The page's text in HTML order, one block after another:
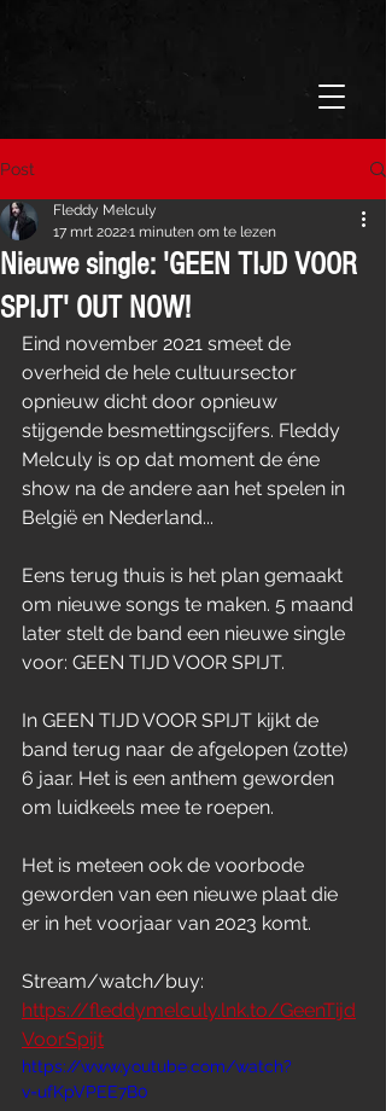
Post
Nieuwe single: 'GEEN TIJD VOOR
SPIJT' OUT NOW!
Fleddy Melculy
17 mrt 20221 minuten om te lezen
Eind november 2021 smeet de
overheid de hele cultuursector
opnieuw dicht door opnieuw
stijgende besmettingscijfers. Fleddy
Melculy is op dat moment de éne
show na de andere aan het spelen in
België en Nederland...
Eens terug thuis is het plan gemaakt
om nieuwe songs te maken. 5 maand
later stelt de band een nieuwe single
voor: GEEN TIJD VOOR SPIJT.
In GEEN TIJD VOOR SPIJT kijkt de
band terug naar de afgelopen (zotte)
6 jaar. Het is een anthem geworden
om luidkeels mee te roepen.
Het is meteen ook de voorbode
geworden van een nieuwe plaat die
er in het voorjaar van 2023 komt.
Stream/watch/buy:
https://fleddymelculy.lnk.to/GeenTijd
VoorSpijt
https://www.youtube.com/watch?
v=ufKpVPEE7B0